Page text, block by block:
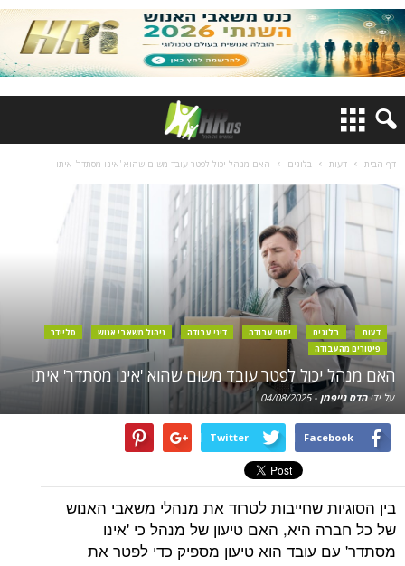
דף הבית דעות בלוגים האם מנהל יכול לפטר עובד משום שהוא 'אינו מסתדר' איתו
דעות בלוגים יחסי עבודה דיני עבודה ניהול משאבי אנוש
סליידר
פיטורים מהעבודה
האם מנהל יכול לפטר עובד משום שהוא 'אינו מסתדר' איתו
על ידיהדס גייפמן -
04/08/2025
Facebook
Twitter
בין הסוגיות שחייבות לטרוד את מנהלי משאבי האנוש
של כל חברה היא, האם טיעון של מנהל כי 'אינו
מסתדר' עם עובד הוא טיעון מספיק כדי לפטר את